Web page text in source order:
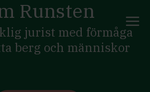
Runsten
jurist med förmåga
berg och människor